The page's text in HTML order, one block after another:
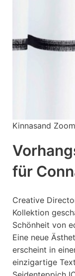
Kinnasand
für
Creative
Kollektion
Schönheit von
Eine neue
erscheint in
einzigartige